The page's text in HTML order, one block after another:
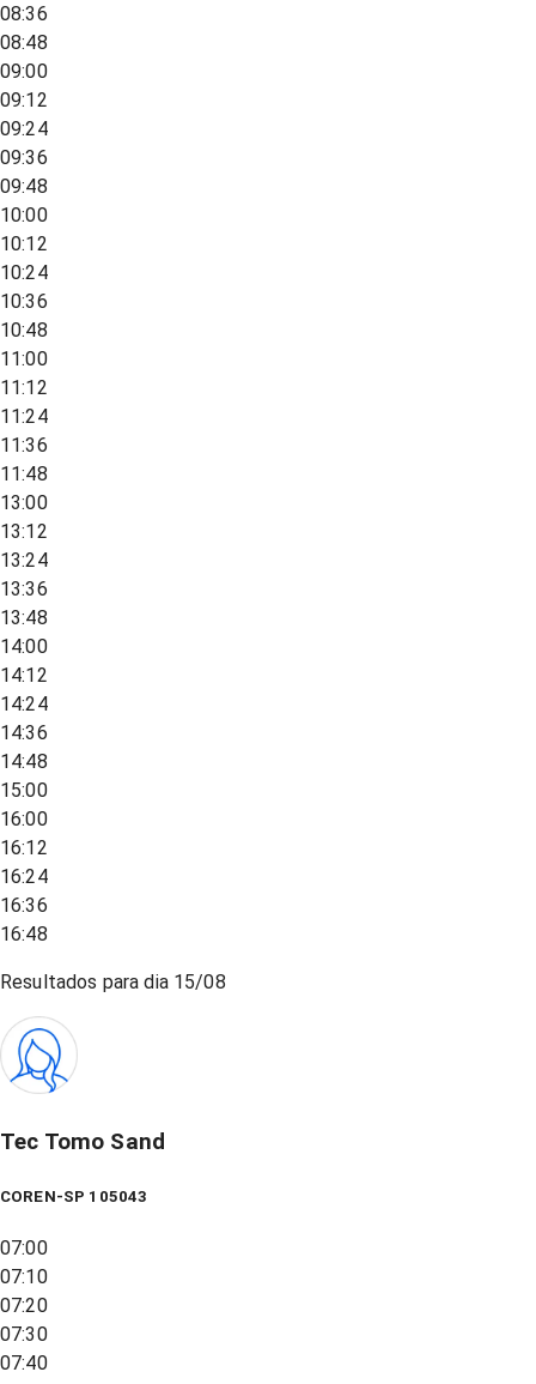
08:36
08:48
09:00
09:12
09:24
09:36
09:48
10:00
10:12
10:24
10:36
10:48
11:00
11:12
11:24
11:36
11:48
13:00
13:12
13:24
13:36
13:48
14:00
14:12
14:24
14:36
14:48
15:00
16:00
16:12
16:24
16:36
16:48
Resultados para dia 15/08
Tec Tomo Sand
COREN-SP 105043
07:00
07:10
07:20
07:30
07:40